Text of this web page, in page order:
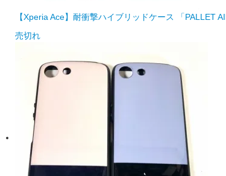
【Xperia Ace】耐衝撃ハイブリッドケース 「PALLET
売切れ